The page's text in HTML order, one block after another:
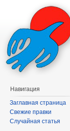
Навигация
Заглавная страница
Свежие правки
Случайная статья